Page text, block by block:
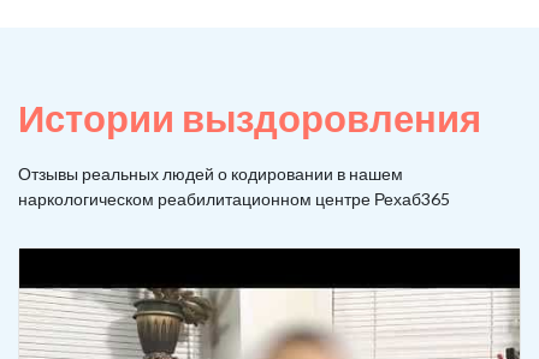
Истории выздоровления
Отзывы реальных людей о кодировании в нашем
наркологическом реабилитационном центре Рехаб365